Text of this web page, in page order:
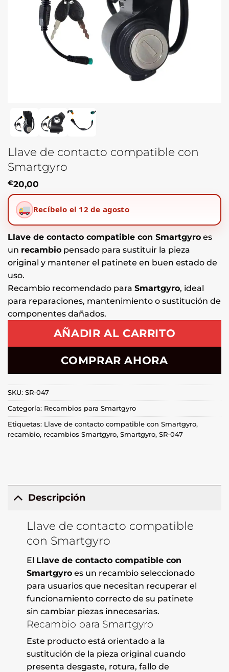
Llave de contacto compatible con
Smartgyro
€20,00
Recíbelo el 12 de agosto
Llave de contacto compatible con Smartgyro es
un recambio pensado para sustituir la pieza
original y mantener el patinete en buen estado de
uso.
Recambio recomendado para Smartgyro, ideal
para reparaciones, mantenimiento o sustitución de
componentes dañados.
AÑADIR AL CARRITO
COMPRAR AHORA
SKU: SR-047
Categoría: Recambios para Smartgyro
Etiquetas: Llave de contacto compatible con Smartgyro,
recambio, recambios Smartgyro, Smartgyro, SR-047
Descripción
Llave de contacto compatible
con Smartgyro
El Llave de contacto compatible con
Smartgyroes un recambio seleccionado
para usuarios que necesitan recuperar el
funcionamiento correcto de su patinete
sin cambiar piezas innecesarias.
Recambio para Smartgyro
Este producto está orientado a la
sustitución de la pieza original cuando
presenta desgaste, rotura, fallo de